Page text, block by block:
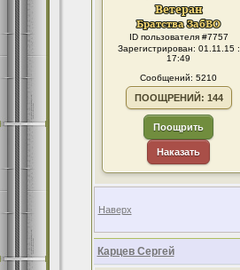
ID пользователя #7757
Зарегистрирован: 01.11.15 :
17:49
Сообщений: 5210
ПООЩРЕНИЙ: 144
Поощрить
Наказать
Наверх
Карцев Сергей